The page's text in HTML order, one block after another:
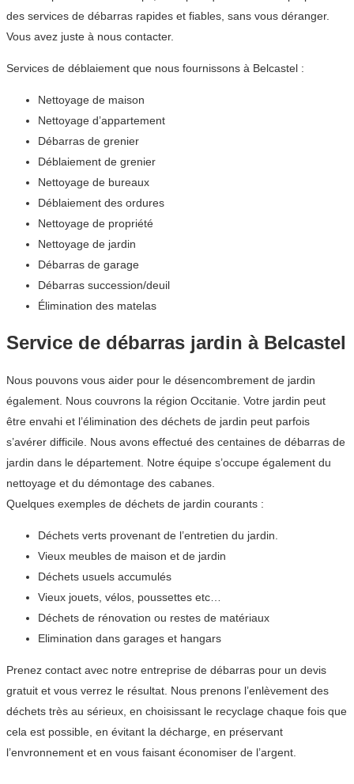
des services de débarras rapides et fiables, sans vous déranger.
Vous avez juste à nous contacter.
Services de déblaiement que nous fournissons à Belcastel :
Nettoyage de maison
Nettoyage d’appartement
Débarras de grenier
Déblaiement de grenier
Nettoyage de bureaux
Déblaiement des ordures
Nettoyage de propriété
Nettoyage de jardin
Débarras de garage
Débarras succession/deuil
Élimination des matelas
Service de débarras jardin à Belcastel
Nous pouvons vous aider pour le désencombrement de jardin
également. Nous couvrons la région Occitanie. Votre jardin peut
être envahi et l’élimination des déchets de jardin peut parfois
s’avérer difficile. Nous avons effectué des centaines de débarras de
jardin dans le département. Notre équipe s’occupe également du
nettoyage et du démontage des cabanes.
Quelques exemples de déchets de jardin courants :
Déchets verts provenant de l’entretien du jardin.
Vieux meubles de maison et de jardin
Déchets usuels accumulés
Vieux jouets, vélos, poussettes etc…
Déchets de rénovation ou restes de matériaux
Elimination dans garages et hangars
Prenez contact avec notre entreprise de débarras pour un devis
gratuit et vous verrez le résultat. Nous prenons l’enlèvement des
déchets très au sérieux, en choisissant le recyclage chaque fois que
cela est possible, en évitant la décharge, en préservant
l’envronnement et en vous faisant économiser de l’argent.